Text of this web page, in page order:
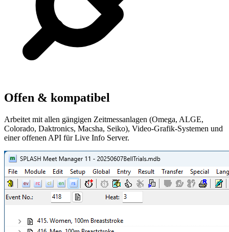
Offen & kompatibel
Arbeitet mit allen gängigen Zeitmessanlagen (Omega, ALGE,
Colorado, Daktronics, Macsha, Seiko), Video-Grafik-Systemen und
einer offenen API für Live Info Server.